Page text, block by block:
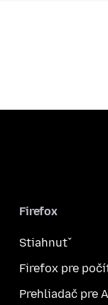
Firefox
Stiahnuť
Firefox pre
Prehliadač pre